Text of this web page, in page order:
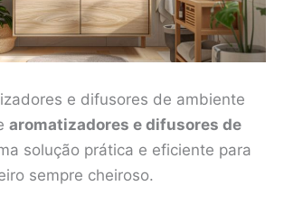
e difusores de ambiente
aromatizadores e difusores de
solução prática e eficiente para
sempre cheiroso.